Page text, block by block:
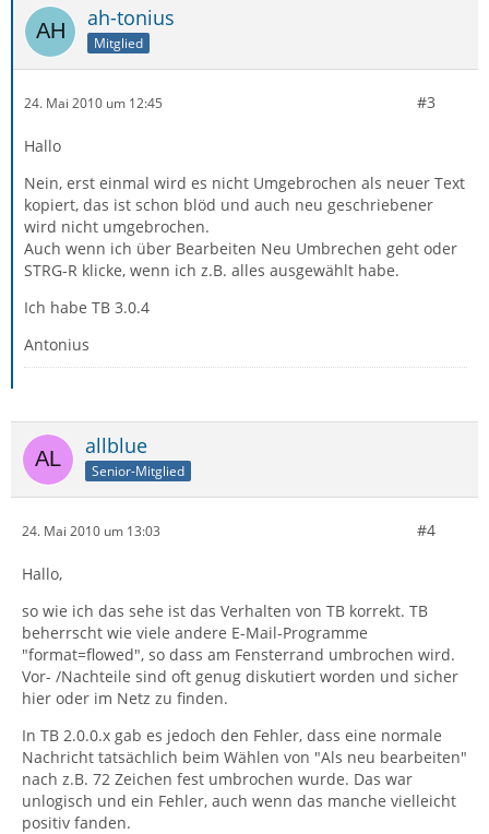
ah-tonius
Mitglied
24. Mai 2010 um 12:45 #3
Hallo
Nein, erst einmal wird es nicht Umgebrochen als neuer Text
kopiert, das ist schon blöd und auch neu geschriebener
wird nicht umgebrochen.
Auch wenn ich über Bearbeiten Neu Umbrechen geht oder
STRG-R klicke, wenn ich z.B. alles ausgewählt habe.
Ich habe TB 3.0.4
Antonius
allblue
Senior-Mitglied
24. Mai 2010 um 13:03 #4
Hallo,
so wie ich das sehe ist das Verhalten von TB korrekt. TB
beherrscht wie viele andere E-Mail-Programme
"format=flowed", so dass am Fensterrand umbrochen wird.
Vor- /Nachteile sind oft genug diskutiert worden und sicher
hier oder im Netz zu finden.
In TB 2.0.0.x gab es jedoch den Fehler, dass eine normale
Nachricht tatsächlich beim Wählen von "Als neu bearbeiten"
nach z.B. 72 Zeichen fest umbrochen wurde. Das war
unlogisch und ein Fehler, auch wenn das manche vielleicht
positiv fanden.